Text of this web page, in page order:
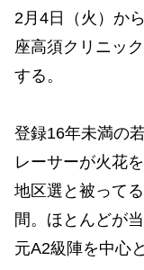
2月4日（火）か
座高須クリニッ
する。
登録16年未満の
レーサーが火花
地区選と被って
間。ほとんどが
元A2級陣を中心